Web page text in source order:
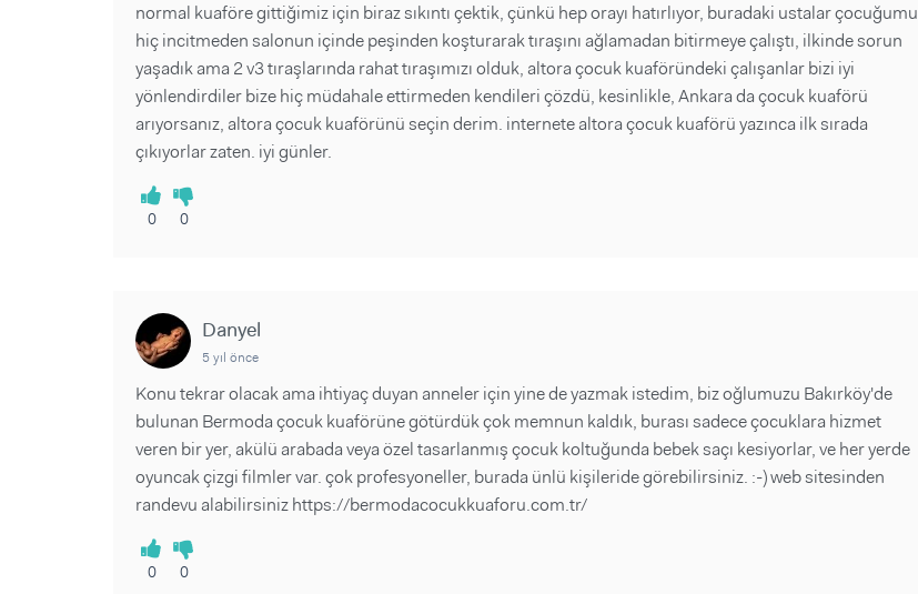
normal kuaföre gittiğimiz için biraz sıkıntı çektik, çünkü hep orayı hatırlıyor, buradaki ustalar çocuğumu
hiç incitmeden salonun içinde peşinden koşturarak tıraşını ağlamadan bitirmeye çalıştı, ilkinde sorun
yaşadık ama 2 v3 tıraşlarında rahat tıraşımızı olduk, altora çocuk kuaföründeki çalışanlar bizi iyi
yönlendirdiler bize hiç müdahale ettirmeden kendileri çözdü, kesinlikle, Ankara da çocuk kuaförü
arıyorsanız, altora çocuk kuaförünü seçin derim. internete altora çocuk kuaförü yazınca ilk sırada
çıkıyorlar zaten. iyi günler.
0 0
Danyel
5 yıl önce
Konu tekrar olacak ama ihtiyaç duyan anneler için yine de yazmak istedim, biz oğlumuzu Bakırköy'de
bulunan Bermoda çocuk kuaförüne götürdük çok memnun kaldık, burası sadece çocuklara hizmet
veren bir yer, akülü arabada veya özel tasarlanmış çocuk koltuğunda bebek saçı kesiyorlar, ve her yerde
oyuncak çizgi filmler var. çok profesyoneller, burada ünlü kişileride görebilirsiniz. :-) web sitesinden
randevu alabilirsiniz https://bermodacocukkuaforu.com.tr/
0 0